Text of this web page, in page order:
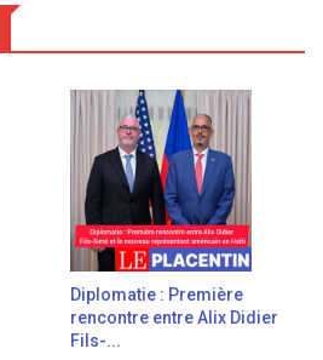
Diplomatie : Première
rencontre entre Alix Didier
Fils-...